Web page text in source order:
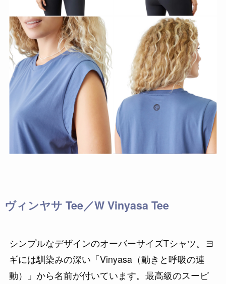
ヴィンヤサ Tee／W Vinyasa Tee
シンプルなデザインのオーバーサイズTシャツ。ヨ
ギには馴染みの深い「Vinyasa（動きと呼吸の連
動）」から名前が付いています。最高級のスーピ